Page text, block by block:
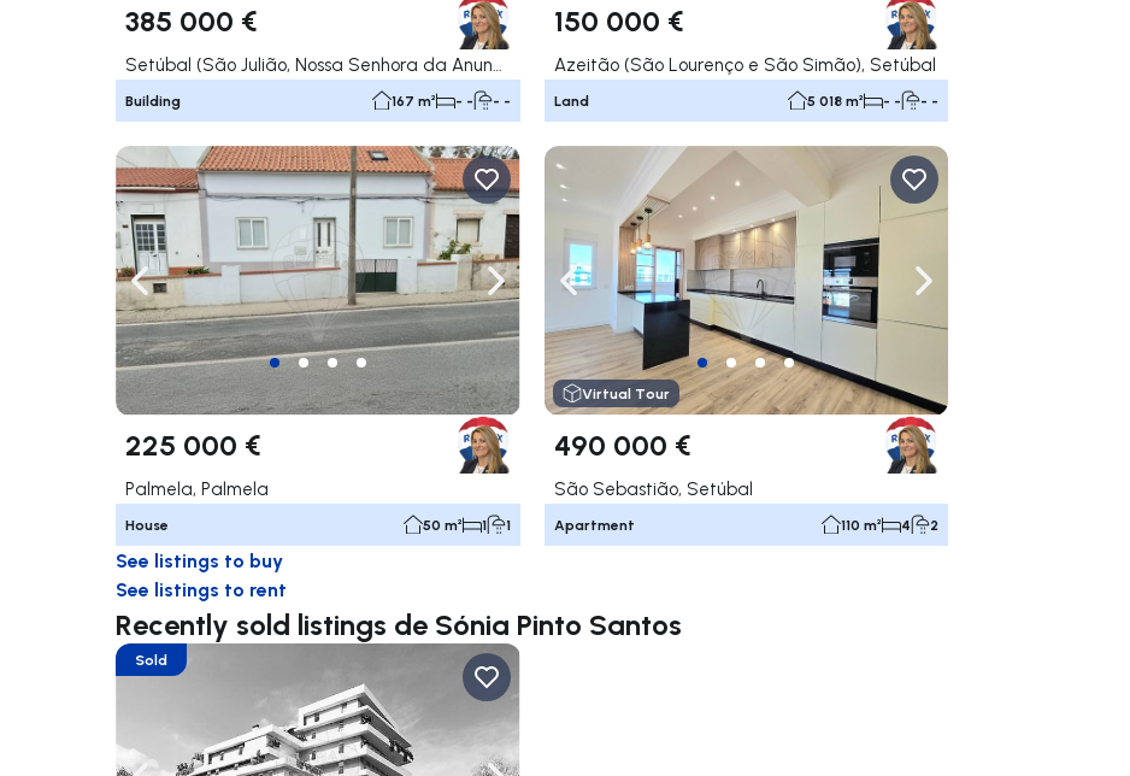
385 000 €
Setúbal (São Julião, Nossa Senhora da Anunciada e Santa Maria da Graça), Setúbal
Building 167 m² - - - -
150 000 €
Azeitão (São Lourenço e São Simão), Setúbal
Land 5 018 m² - - - -
Navigate left Navigate right
225 000 €
Palmela, Palmela
House 50 m² 1 1
Navigate left Navigate right
Virtual Tour
490 000 €
São Sebastião, Setúbal
Apartment 110 m² 4 2
See listings to buy
See listings to rent
Recently sold listings de Sónia Pinto Santos
Sold